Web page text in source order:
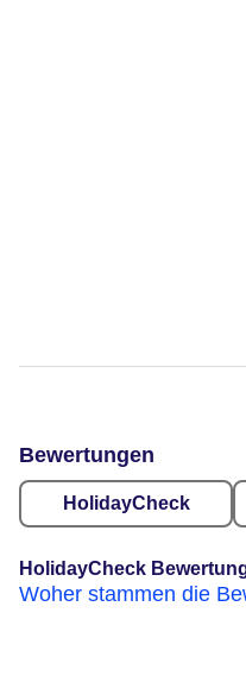
Bewertungen
HolidayCheck
HolidayCheck
Woher stammen die